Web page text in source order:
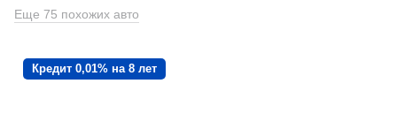
Еще 75 похожих авто
Кредит 0,01% на 8 лет